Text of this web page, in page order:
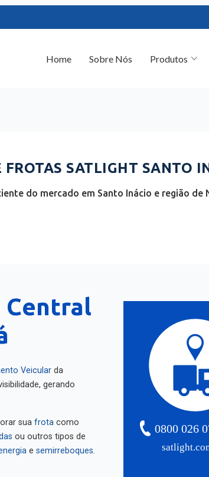
SATLIGHT SANTO
do mercado em Santo Inácio e região de
Central
Veicular da
gerando
sua frota como
ou outros tipos de
e semirreboques
0800 026